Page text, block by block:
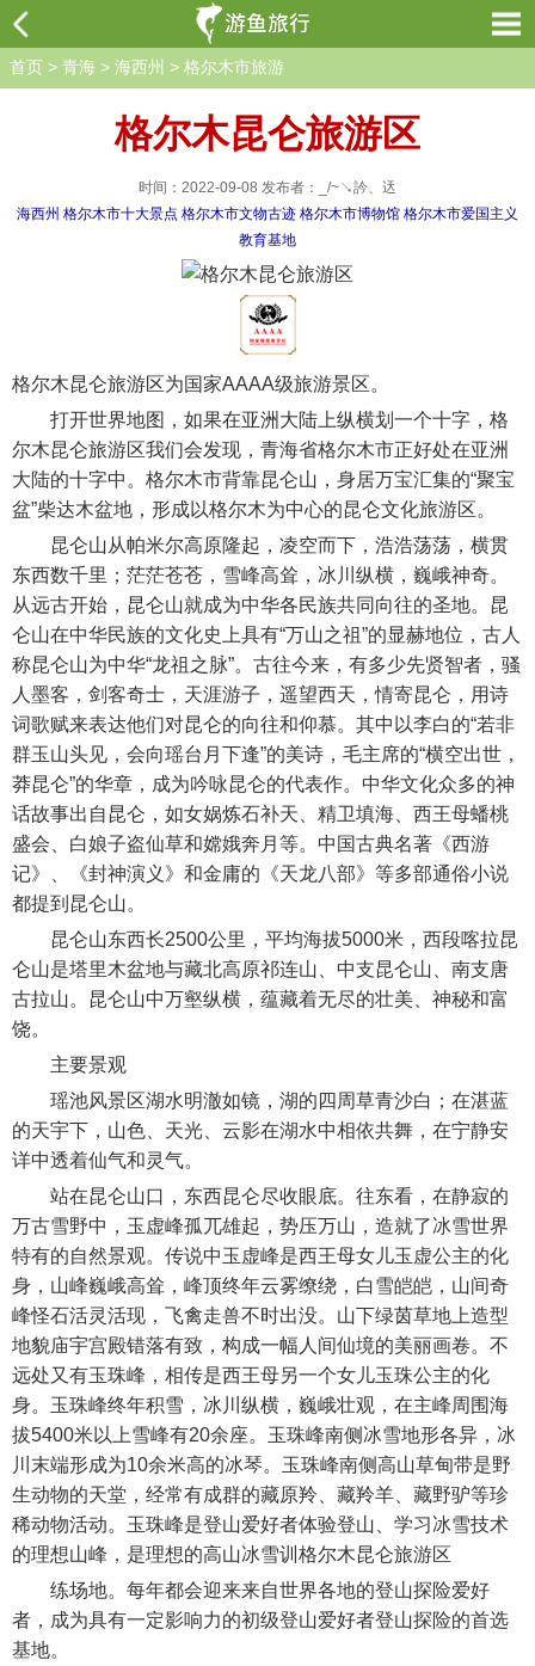
首页 > 青海 > 海西州 > 格尔木市旅游
格尔木昆仑旅游区
时间：2022-09-08 发布者：_/~↘訡、迗
海西州 格尔木市十大景点 格尔木市文物古迹 格尔木市博物馆 格尔木市爱国主义
教育基地
格尔木昆仑旅游区为国家AAAA级旅游景区。
打开世界地图，如果在亚洲大陆上纵横划一个十字，格
尔木昆仑旅游区我们会发现，青海省格尔木市正好处在亚洲
大陆的十字中。格尔木市背靠昆仑山，身居万宝汇集的“聚宝
盆”柴达木盆地，形成以格尔木为中心的昆仑文化旅游区。
昆仑山从帕米尔高原隆起，凌空而下，浩浩荡荡，横贯
东西数千里；茫茫苍苍，雪峰高耸，冰川纵横，巍峨神奇。
从远古开始，昆仑山就成为中华各民族共同向往的圣地。昆
仑山在中华民族的文化史上具有“万山之祖”的显赫地位，古人
称昆仑山为中华“龙祖之脉”。古往今来，有多少先贤智者，骚
人墨客，剑客奇士，天涯游子，遥望西天，情寄昆仑，用诗
词歌赋来表达他们对昆仑的向往和仰慕。其中以李白的“若非
群玉山头见，会向瑶台月下逢”的美诗，毛主席的“横空出世，
莽昆仑”的华章，成为吟咏昆仑的代表作。中华文化众多的神
话故事出自昆仑，如女娲炼石补天、精卫填海、西王母蟠桃
盛会、白娘子盗仙草和嫦娥奔月等。中国古典名著《西游
记》、《封神演义》和金庸的《天龙八部》等多部通俗小说
都提到昆仑山。
昆仑山东西长2500公里，平均海拔5000米，西段喀拉昆
仑山是塔里木盆地与藏北高原祁连山、中支昆仑山、南支唐
古拉山。昆仑山中万壑纵横，蕴藏着无尽的壮美、神秘和富
饶。
主要景观
瑶池风景区湖水明澈如镜，湖的四周草青沙白；在湛蓝
的天宇下，山色、天光、云影在湖水中相依共舞，在宁静安
详中透着仙气和灵气。
站在昆仑山口，东西昆仑尽收眼底。往东看，在静寂的
万古雪野中，玉虚峰孤兀雄起，势压万山，造就了冰雪世界
特有的自然景观。传说中玉虚峰是西王母女儿玉虚公主的化
身，山峰巍峨高耸，峰顶终年云雾缭绕，白雪皑皑，山间奇
峰怪石活灵活现，飞禽走兽不时出没。山下绿茵草地上造型
地貌庙宇宫殿错落有致，构成一幅人间仙境的美丽画卷。不
远处又有玉珠峰，相传是西王母另一个女儿玉珠公主的化
身。玉珠峰终年积雪，冰川纵横，巍峨壮观，在主峰周围海
拔5400米以上雪峰有20余座。玉珠峰南侧冰雪地形各异，冰
川末端形成为10余米高的冰琴。玉珠峰南侧高山草甸带是野
生动物的天堂，经常有成群的藏原羚、藏羚羊、藏野驴等珍
稀动物活动。玉珠峰是登山爱好者体验登山、学习冰雪技术
的理想山峰，是理想的高山冰雪训格尔木昆仑旅游区
练场地。每年都会迎来来自世界各地的登山探险爱好
者，成为具有一定影响力的初级登山爱好者登山探险的首选
基地。